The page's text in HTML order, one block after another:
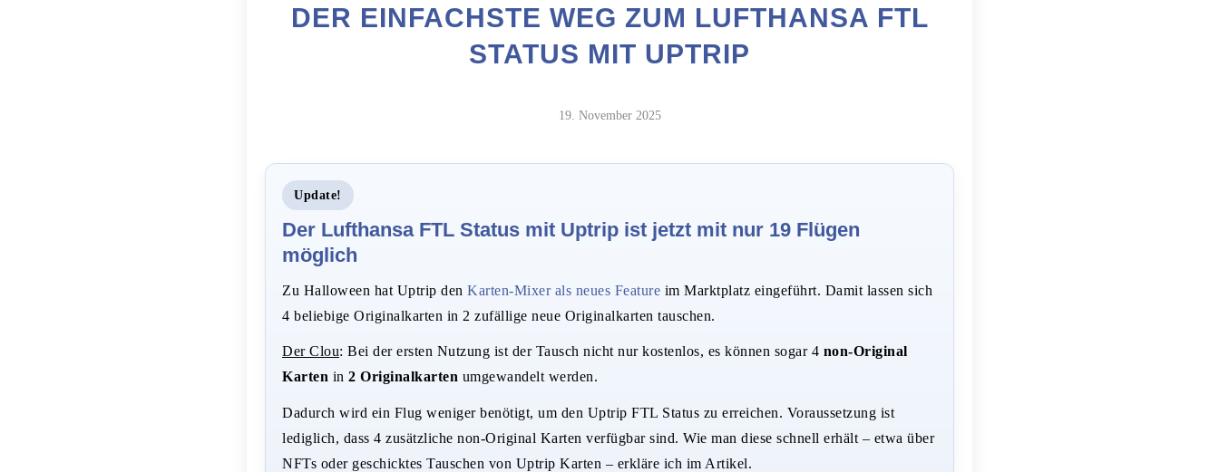
DER EINFACHSTE WEG ZUM LUFTHANSA FTL
STATUS MIT UPTRIP
19. November 2025
Update!
Der Lufthansa FTL Status mit Uptrip ist jetzt mit nur 19 Flügen
möglich
Zu Halloween hat Uptrip den Karten-Mixer als neues Feature im Marktplatz eingeführt. Damit lassen sich
4 beliebige Originalkarten in 2 zufällige neue Originalkarten tauschen.
Der Clou: Bei der ersten Nutzung ist der Tausch nicht nur kostenlos, es können sogar 4 non-Original
Karten in 2 Originalkarten umgewandelt werden.
Dadurch wird ein Flug weniger benötigt, um den Uptrip FTL Status zu erreichen. Voraussetzung ist
lediglich, dass 4 zusätzliche non-Original Karten verfügbar sind. Wie man diese schnell erhält – etwa über
NFTs oder geschicktes Tauschen von Uptrip Karten – erkläre ich im Artikel.